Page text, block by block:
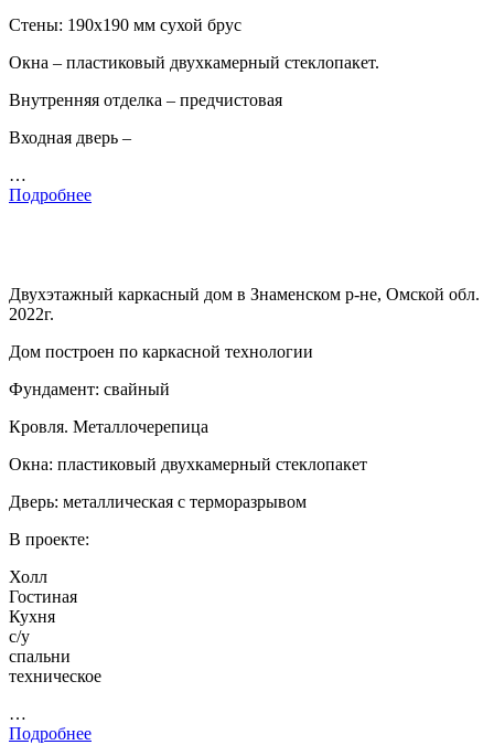
Стены: 190х190 мм сухой брус
Окна – пластиковый двухкамерный стеклопакет.
Внутренняя отделка – предчистовая
Входная дверь –
…
Подробнее
Двухэтажный каркасный дом в Знаменском р-не, Омской обл.
2022г.
Дом построен по каркасной технологии
Фундамент: свайный
Кровля. Металлочерепица
Окна: пластиковый двухкамерный стеклопакет
Дверь: металлическая с терморазрывом
В проекте:
Холл
Гостиная
Кухня
с/у
спальни
техническое
…
Подробнее